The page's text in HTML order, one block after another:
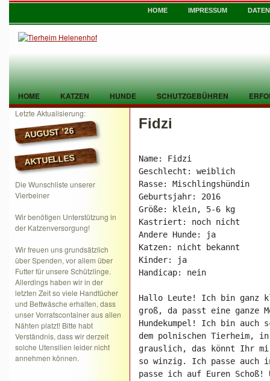
HOME IMPRESSUM
HOME KATZEN HUNDE SCHUTZGEBÜHREN
TIER GEFUNDEN KONTAKT
Letzte Aktualisierung:
AUGUST ’26
AKTUELLES
Die Wunschliste unserer
Vierbeiner
Wir benötigen Unterstützung in
der Katzenversorgung!
Wir freuen uns grundsätzlich
über Spenden, vor allem über
Futter für unsere Schützlinge.
Allerdings haben wir in der
letzten Zeit so viele Handtücher
und Bettwäsche erhalten, dass
unser Vorratscontainer aus allen
Nähten platzt! Bitte habt
Verständnis, dass wir derzeit
solche Utensilien leider nicht
annehmen können.
Fidzi
Name: Fidzi
Geschlecht: weiblich
Rasse: Mischlingshündin
Geburtsjahr: 2016
Größe: klein, 5-6 kg
Kastriert: noch nicht
Andere Hunde: ja
Katzen: nicht bekannt
Kinder: ja
Handicap: nein
Hallo Leute! Ich bin ganz
groß, da passt eine ganze
Hundekumpel! Ich bin
dem polnischen Tierheim,
grauslich, das könnt Ihr
so winzig. Ich passe auch
passe ich auf Euren